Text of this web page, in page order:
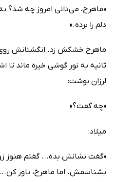
«ماهرخ، می‌دانی امروز چه شد؟
دلم را برده.»
ماهرخ خشکش زد. انگشتانش
ثانیه به نور گوشی خیره ماند
لرزان نوشت:
«چه گفت؟»
میلاد:
«گفت نشانش بده... گفتم هنوز
بشناسمش. اما ماهرخ، باور